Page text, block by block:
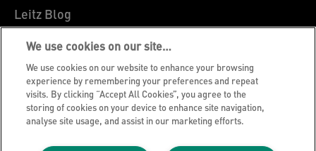
Leitz Blog
Karriere
Leitz EasyPrint
Kundenservice
Hinweise zum Verpackungsrecycling
Garantiebedingungen
We use cookies on our site…
We use cookies on our website to enhance your browsing
experience by remembering your preferences and repeat
visits. By clicking “Accept All Cookies”, you agree to the
storing of cookies on your device to enhance site navigation,
analyse site usage, and assist in our marketing efforts.